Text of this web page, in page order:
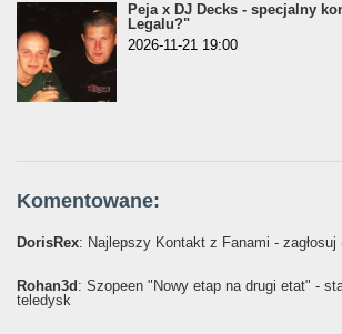
Peja x DJ Decks - specjalny
Legalu?"
2026-11-21 19:00
Komentowane:
DorisRex: Najlepszy Kontakt z Fanami - zagłosuj
Rohan3d : Szopeen "Nowy etap na drugi etat" -
teledysk